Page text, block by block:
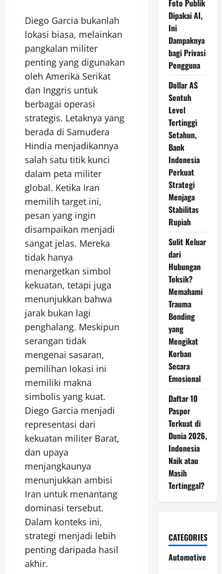
Diego Garcia bukanlah
lokasi biasa, melainkan
pangkalan militer
penting yang digunakan
oleh Amerika Serikat
dan Inggris untuk
berbagai operasi
strategis. Letaknya yang
berada di Samudera
Hindia menjadikannya
salah satu titik kunci
dalam peta militer
global. Ketika Iran
memilih target ini,
pesan yang ingin
disampaikan menjadi
sangat jelas. Mereka
tidak hanya
menargetkan simbol
kekuatan, tetapi juga
menunjukkan bahwa
jarak bukan lagi
penghalang. Meskipun
serangan tidak
mengenai sasaran,
pemilihan lokasi ini
memiliki makna
simbolis yang kuat.
Diego Garcia menjadi
representasi dari
kekuatan militer Barat,
dan upaya
menjangkaunya
menunjukkan ambisi
Iran untuk menantang
dominasi tersebut.
Dalam konteks ini,
strategi menjadi lebih
penting daripada hasil
akhir.
Foto Publik
Dipakai AI,
Ini
Dampaknya
bagi Privasi
Pengguna
Dollar AS
Sentuh
Level
Tertinggi
Setahun,
Bank
Indonesia
Perkuat
Strategi
Menjaga
Stabilitas
Rupiah
Sulit Keluar
dari
Hubungan
Toksik?
Memahami
Trauma
Bonding
yang
Mengikat
Korban
Secara
Emosional
Daftar 10
Paspor
Terkuat di
Dunia 2026,
Indonesia
Naik atau
Masih
Tertinggal?
CATEGORIES
Automotive